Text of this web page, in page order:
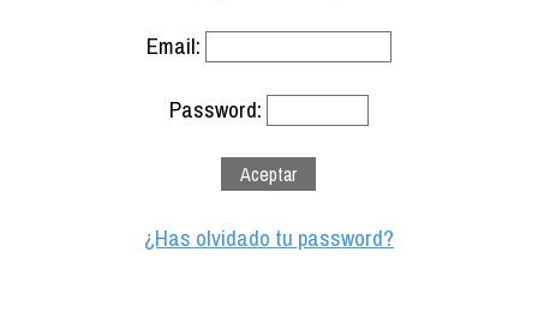
Email:
Password:
¿Has olvidado tu password?